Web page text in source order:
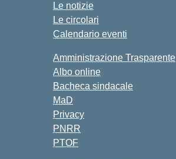
Le notizie
Le circolari
Calendario eventi
Amministrazione Trasparente
Albo online
Bacheca sindacale
MaD
Privacy
PNRR
PTOF